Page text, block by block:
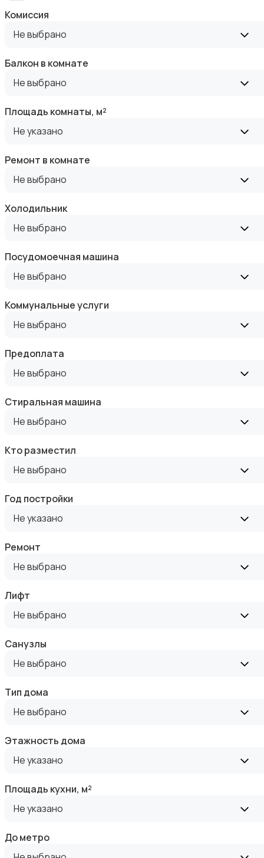
Аренда комнаты длительно
Аренда квартиры посуточно
Аренда дома посуточно
Прочие строения
Продажа квартиры
Продажа гаражей и стоянок
Комиссия
Не выбрано
Балкон в комнате
Не выбрано
Площадь комнаты, м²
Не указано
Ремонт в комнате
Не выбрано
Холодильник
Не выбрано
Посудомоечная машина
Не выбрано
Коммунальные услуги
Не выбрано
Предоплата
Не выбрано
Стиральная машина
Не выбрано
Кто разместил
Не выбрано
Год постройки
Не указано
Ремонт
Не выбрано
Лифт
Не выбрано
Санузлы
Не выбрано
Тип дома
Не выбрано
Этажность дома
Не указано
Площадь кухни, м²
Не указано
До метро